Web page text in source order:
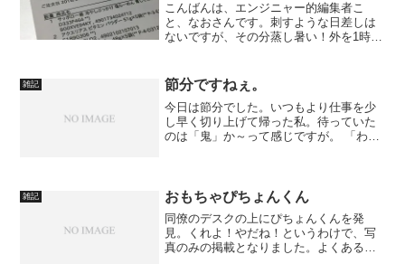
こんばんは、エンジニャー的編集者こ
と、なおさんです。刺すような日差しは
ないですが、その分蒸し暑い！外を1時間
ょっとやったAmazon納品書シリーズです
（略すな）。納品書...
雑記 節分ですねぇ。
今日は節分でした。いつもより仕事を少
し早く切り上げて帰った私。待っていた
のは「鬼」か～って感じですが。 「わす
雑記 おもちゃぴちょんくん
同僚のデスクの上にぴちょんくんを発
見。くれよ！やだね！というわけで、写
真のみの掲載となりました。よくある、